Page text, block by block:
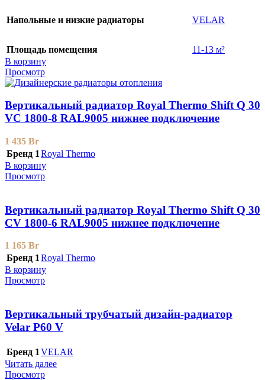
Напольные и низкие радиаторы VELAR
Площадь помещения
11-13 м²
В корзину
Просмотр
Вертикальный радиатор Royal Thermo Shift Q 30
VС 1800-8 RAL9005 нижнее подключение
1 435 Br
Бренд 1 Royal Thermo
В корзину
Просмотр
Вертикальный радиатор Royal Thermo Shift Q 30
CV 1800-6 RAL9005 нижнее подключение
1 165 Br
Бренд 1Royal Thermo
В корзину
Просмотр
Вертикальный трубчатый дизайн-радиатор
Velar P60 V
Бренд 1 VELAR
Читать далее
Просмотр